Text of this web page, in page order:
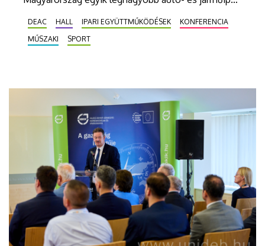
ezernél is több jármű sorakozik fel, miközben a
Debreceni Egyetem és a Debreceni Campus
DEAC HALL IPARI EGYÜTTMŰKÖDÉSEK
KONFERENCIA
MŰSZAKI
SPORT